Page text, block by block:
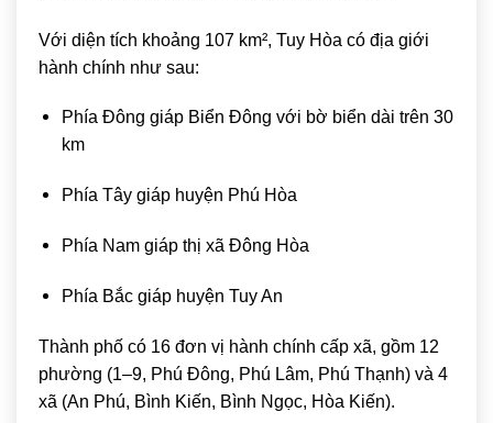
Với diện tích khoảng 107 km², Tuy Hòa có địa giới
hành chính như sau:
Phía Đông giáp Biển Đông với bờ biển dài trên 30
km
Phía Tây giáp huyện Phú Hòa
Phía Nam giáp thị xã Đông Hòa
Phía Bắc giáp huyện Tuy An
Thành phố có 16 đơn vị hành chính cấp xã, gồm 12
phường (1–9, Phú Đông, Phú Lâm, Phú Thạnh) và 4
xã (An Phú, Bình Kiến, Bình Ngọc, Hòa Kiến).